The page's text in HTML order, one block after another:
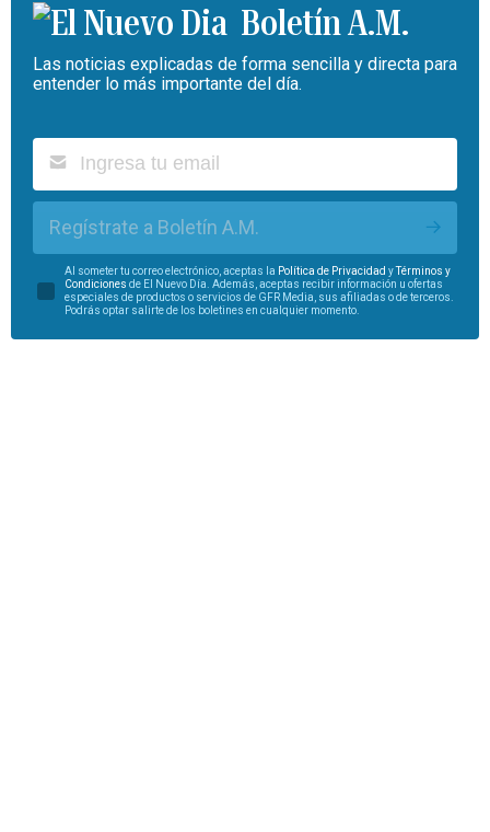
Boletín A.M.
Las noticias explicadas de forma sencilla y directa para
entender lo más importante del día.
Regístrate a Boletín A.M.
Al someter tu correo electrónico, aceptas la Política de Privacidad yTérminos y
Condiciones de El Nuevo Día. Además, aceptas recibir información u ofertas
especiales de productos o servicios de GFR Media, sus afiliadas o de terceros.
Podrás optar salirte de los boletines en cualquier momento.